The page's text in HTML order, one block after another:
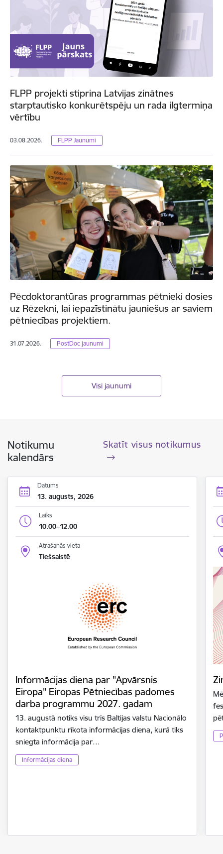
FLPP projekti stiprina Latvijas zinātnes
starptautisko konkurētspēju un rada ilgtermiņa
vērtību
03.08.2026. FLPP Jaunumi
Pēcdoktorantūras programmas pētnieki dosies
uz Rēzekni, lai iepazīstinātu jauniešus ar saviem
pētniecības projektiem.
31.07.2026. PostDoc jaunumi
Visi jaunumi
Notikumu
kalendārs
Skatīt visus notikumus
Datums
13. augusts, 2026
Laiks
10.00–12.00
Atrašanās vieta
Tiešsaistē
Informācijas diena par "Apvārsnis
Eiropa" Eiropas Pētniecības padomes
darba programmu 2027. gadam
13. augustā notiks visu trīs Baltijas valstu Nacionālo
kontaktpunktu rīkota informācijas diena, kurā tiks
sniegta informācija par…
Informācijas diena